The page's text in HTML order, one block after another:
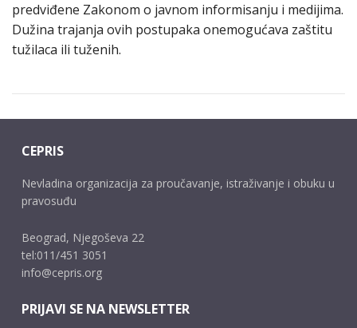
predviđene Zakonom o javnom informisanju i medijima.
Dužina trajanja ovih postupaka onemogućava zaštitu
tužilaca ili tuženih.
CEPRIS
Nevladina organizacija za proučavanje, istraživanje i obuku u
pravosuđu
Beograd, Njegoševa 22
tel:011/451 3051
info@cepris.org
PRIJAVI SE NA NEWSLETTER